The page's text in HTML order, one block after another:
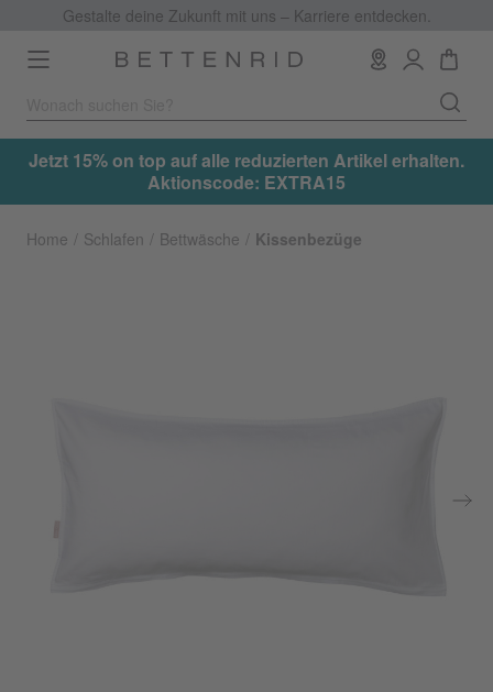
Gestalte deine Zukunft mit uns – Karriere entdecken.
Toggle
navigation
Jetzt 15% on top auf alle reduzierten Artikel erhalten.
Aktionscode: EXTRA15
Home Schlafen Bettwäsche Kissenbezüge